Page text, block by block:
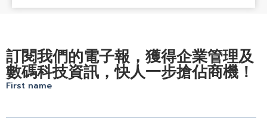
訂閱我們的電子報，獲得企業管理及
數碼科技資訊，快人一步搶佔商機！